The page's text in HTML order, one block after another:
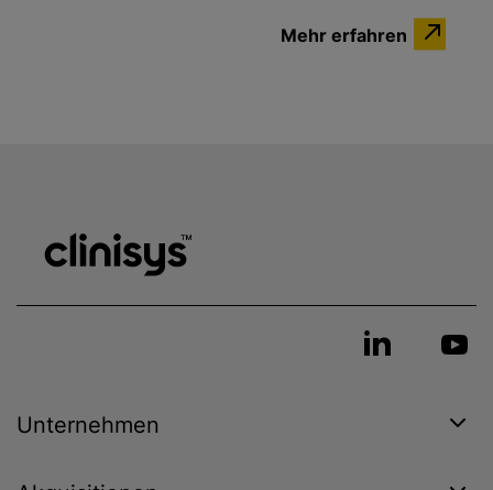
Mehr erfahren
Unternehmen